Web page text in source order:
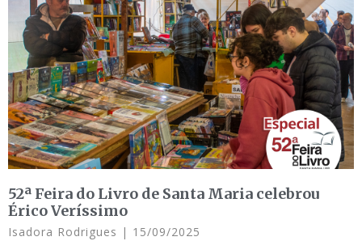
52ª Feira do Livro de Santa Maria celebrou
Érico Veríssimo
Isadora Rodrigues 15/09/2025